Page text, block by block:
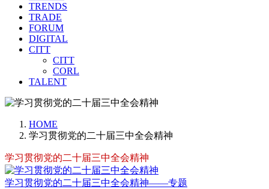
TRENDS
TRADE
FORUM
DIGITAL
CITT
CITT
CORL
TALENT
HOME
学习贯彻党的二十届三中全会精神
学习贯彻党的二十届三中全会精神
学习贯彻党的二十届三中全会精神——专题